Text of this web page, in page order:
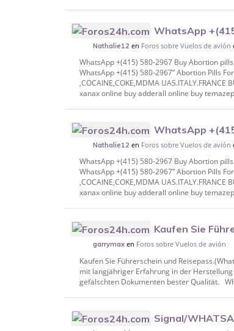
WhatsApp
DUBAI% #Sharjah, % DUTCH
Nathalie12 en Foros sobre Vuelos de avión
WhatsApp +(415) 580-2967 Buy Abortion
WhatsApp +(415) 580-2967” Abortion Pills
,COCAINE,COKE,MDMA
xanax online buy adderall online buy
WhatsApp
DUBAI% #Sharjah, % DUTCH
Nathalie12 en Foros sobre Vuelos de avión
WhatsApp +(415) 580-2967 Buy Abortion
WhatsApp +(415) 580-2967” Abortion Pills
,COCAINE,COKE,MDMA
xanax online buy adderall online buy
Kaufen Sie
+4915217108998 /
garrymax en Foros sobre Vuelos de avión
Kaufen Sie Führerschein und
mit langjähriger Erfahrung in der
gefälschten Dokumenten bester Qualität.
Signal/